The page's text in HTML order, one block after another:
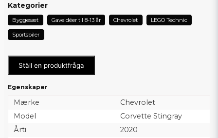
Kategorier
Byggesæt Gaveidéer til 8-13 år Chevrolet LEGO Technic
Sportsbiler
Ställ en produktfråga
Egenskaper
Mærke
Chevrolet
Model
Corvette Stingray
Årti
2020